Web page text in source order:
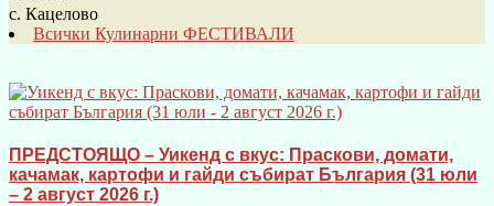
с. Кацелово
Всички Кулинарни ФЕСТИВАЛИ
ПРЕДСТОЯЩО – Уикенд с вкус: Праскови, домати,
качамак, картофи и гайди събират България (31 юли
– 2 август 2026 г.)